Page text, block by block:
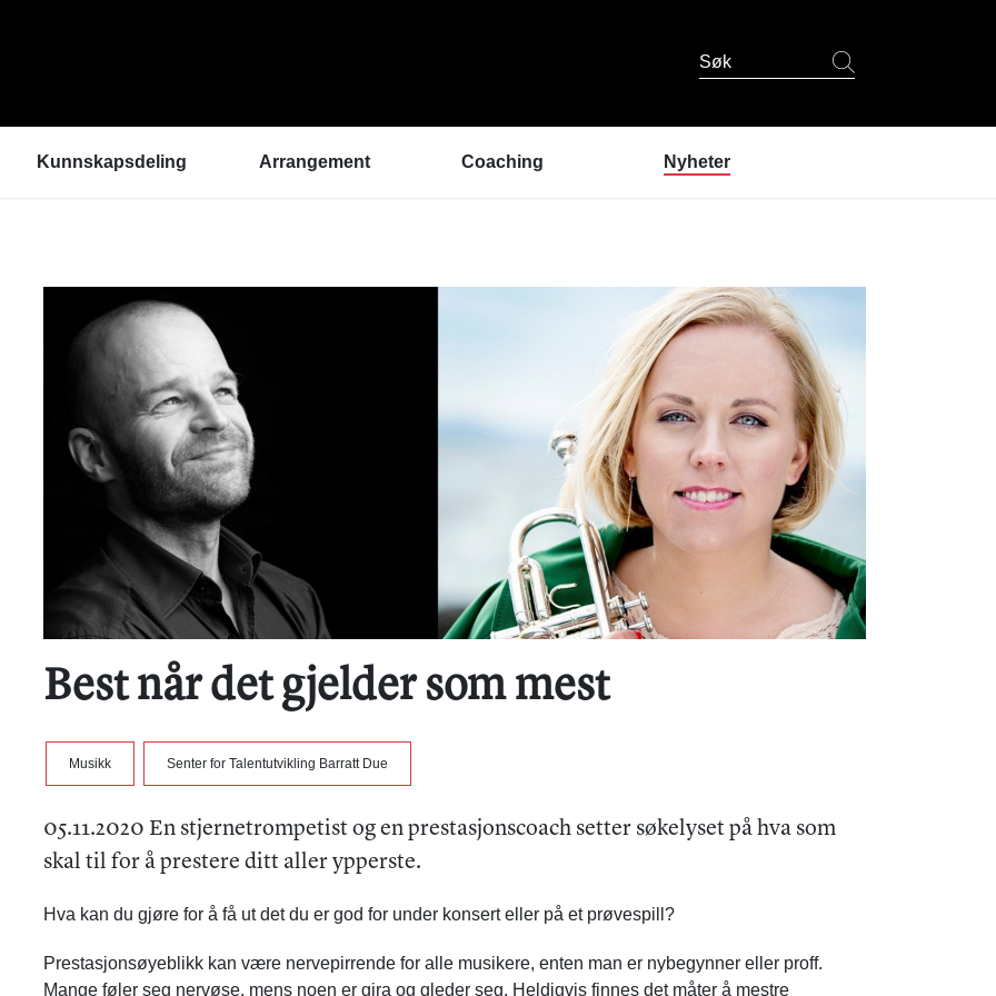
Søk
Kunnskapsdeling
Se en gang til - bedre
rekrutteringsprosesser
Klangbunn – verktøy
for bærekraftige
prestasjonsmiljøer
Podkast
Helsetilbudet
Sammen om like muligheter
Arrangement Coaching Nyheter
Best når det gjelder som mest
Musikk Senter for Talentutvikling Barratt Due
05.11.2020 En stjernetrompetist og en prestasjonscoach setter søkelyset på hva som
skal til for å prestere ditt aller ypperste.
Hva kan du gjøre for å få ut det du er god for under konsert eller på et prøvespill?
Prestasjonsøyeblikk kan være nervepirrende for alle musikere, enten man er nybegynner eller proff.
Mange føler seg nervøse, mens noen er gira og gleder seg. Heldigvis finnes det måter å mestre